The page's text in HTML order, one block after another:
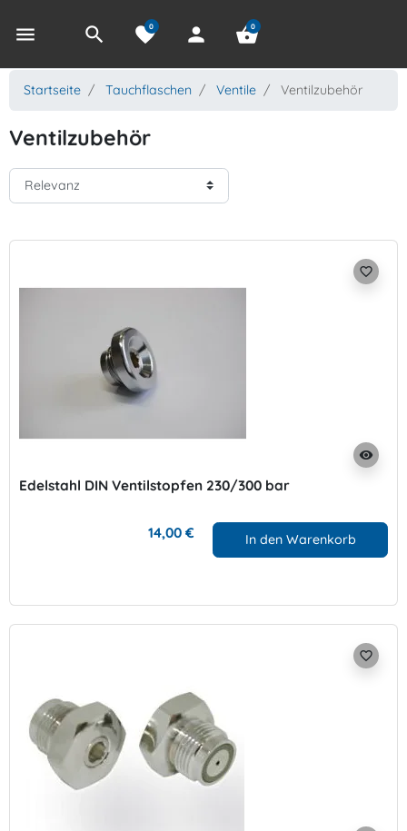
menu search favorite
0 person shopping_basket
0
Startseite Tauchflaschen Ventile Ventilzubehör
Ventilzubehör
visibility
favorite_border
Edelstahl DIN Ventilstopfen 230/300 bar
14,00 € In den Warenkorb
favorite_border